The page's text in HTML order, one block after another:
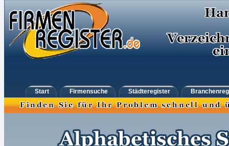
Start Firmensuche Städteregister